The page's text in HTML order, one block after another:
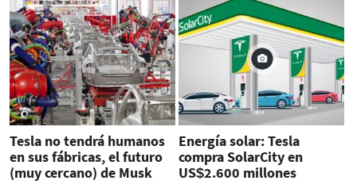
Tesla no tendrá humanos
en sus fábricas, el futuro
(muy cercano) de Musk
Energía solar: Tesla
compra SolarCity en
US$2.600 millones